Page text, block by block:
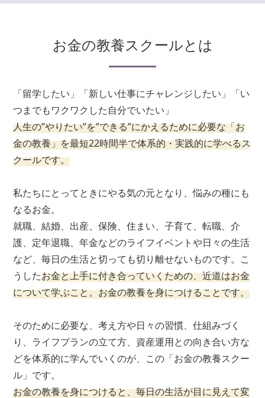
お金の教養スクールとは
「留学したい」「新しい仕事にチャレンジしたい」「い
つまでもワクワクした自分でいたい」
人生の”やりたい”を”できる”にかえるために必要な「お
金の教養」を最短22時間半で体系的・実践的に学べるス
クールです。
私たちにとってときにやる気の元となり、悩みの種にも
なるお金。
就職、結婚、出産、保険、住まい、子育て、転職、介
護、定年退職、年金などのライフイベントや日々の生活
など、毎日の生活と切っても切り離せないものです。こ
うしたお金と上手に付き合っていくための、近道はお金
について学ぶこと。お金の教養を身につけることです。
そのために必要な、考え方や日々の習慣、仕組みづく
り、ライフプランの立て方、資産運用との向き合い方な
どを体系的に学んでいくのが、この「お金の教養スクー
ル」です。
お金の教養を身につけると、毎日の生活が目に見えて変